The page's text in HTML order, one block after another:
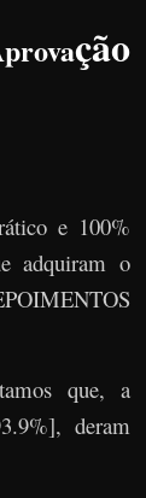
ção
e 100%
adquiram o
que, a
deram